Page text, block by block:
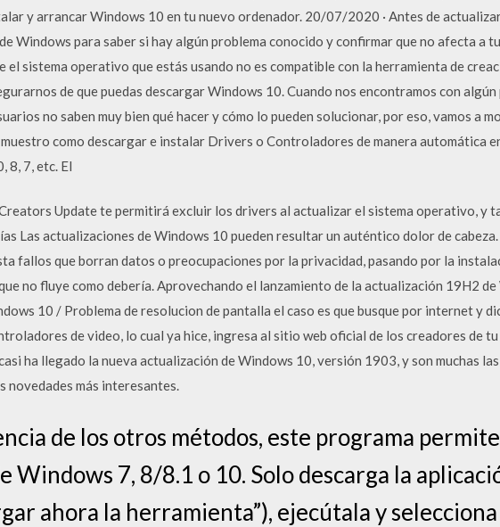
y arrancar Windows 10 en tu nuevo ordenador. 20/07/2020 · Antes de
Windows para saber si hay algún problema conocido y confirmar que no afecta a
el sistema operativo que estás usando no es compatible con la herramienta de
de que puedas descargar Windows 10. Cuando nos encontramos con
no saben muy bien qué hacer y cómo lo pueden solucionar, por eso, vamos a
como descargar e instalar Drivers o Controladores de manera automática
8, 7, etc. El
Update te permitirá excluir los drivers al actualizar el sistema operativo, y
Las actualizaciones de Windows 10 pueden resultar un auténtico dolor de
fallos que borran datos o preocupaciones por la privacidad, pasando por la
no fluye como debería. Aprovechando el lanzamiento de la actualización 19H2
10 / Problema de resolucion de pantalla el caso es que busque por internet y
de video, lo cual ya hice, ingresa al sitio web oficial de los creadores de
ha llegado la nueva actualización de Windows 10, versión 1903, y son muchas
novedades más interesantes.
de los otros métodos, este programa
Windows 7, 8/8.1 o 10. Solo descarga la
ahora la herramienta”), ejecútala y